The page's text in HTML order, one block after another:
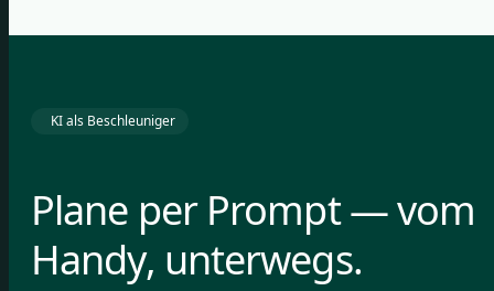
KI als Beschleuniger
Plane per Prompt — vom
Handy, unterwegs.